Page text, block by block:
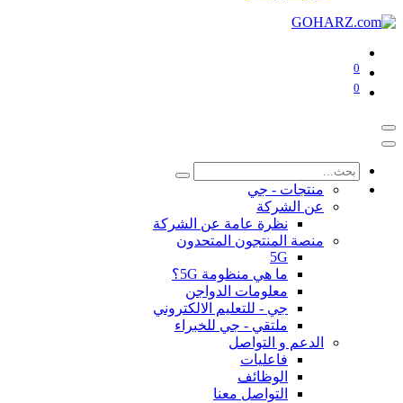
0
0
منتجات - جي
عن الشركة
نظرة عامة عن الشركة
منصة المنتجون المتحدون
5G
ما هي منظومة 5G؟
معلومات الدواجن
جي - للتعليم الالكتروني
ملتقي - جي للخبراء
الدعم و التواصل
فاعليات
الوظائف
التواصل معنا